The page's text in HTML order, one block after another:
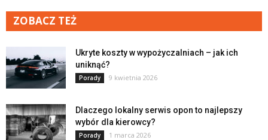
ZOBACZ TEŻ
Ukryte koszty w wypożyczalniach – jak ich
uniknąć?
Porady 9 kwietnia 2026
Dlaczego lokalny serwis opon to najlepszy
wybór dla kierowcy?
Porady 1 marca 2026